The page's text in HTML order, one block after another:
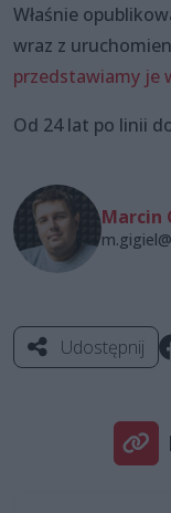
Właśnie
wraz z
przedstawiamy je
Od 24 lat po linii
Marcin
Udostępnij